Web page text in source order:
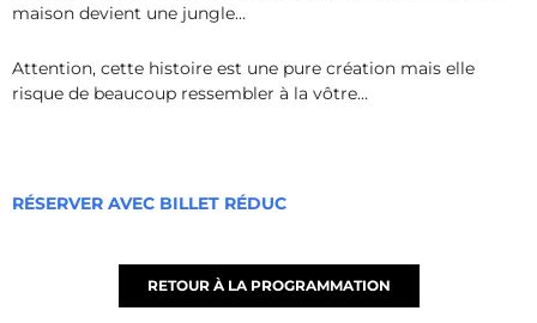
maison devient une jungle…
Attention, cette histoire est une pure création mais elle
risque de beaucoup ressembler à la vôtre…
RÉSERVER AVEC BILLET RÉDUC
RETOUR À LA PROGRAMMATION